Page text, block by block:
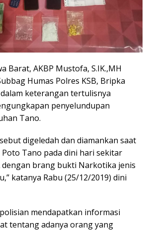
Barat, AKBP Mustofa, S.IK.,MH
Humas Polres KSB, Bripka
keterangan tertulisnya
penyelundupan
Tano.
digeledah dan diamankan saat
Tano pada dini hari sekitar
dengan brang bukti Narkotika jenis
katanya Rabu (25/12/2019) dini
mendapatkan informasi
tentang adanya orang yang